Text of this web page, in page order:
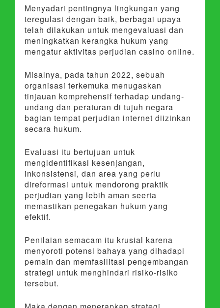
Menyadari pentingnya lingkungan yang
teregulasi dengan baik, berbagai upaya
telah dilakukan untuk mengevaluasi dan
meningkatkan kerangka hukum yang
mengatur aktivitas perjudian casino online.
Misalnya, pada tahun 2022, sebuah
organisasi terkemuka menugaskan
tinjauan komprehensif terhadap undang-
undang dan peraturan di tujuh negara
bagian tempat perjudian internet diizinkan
secara hukum.
Evaluasi itu bertujuan untuk
mengidentifikasi kesenjangan,
inkonsistensi, dan area yang perlu
direformasi untuk mendorong praktik
perjudian yang lebih aman seerta
memastikan penegakan hukum yang
efektif.
Penilaian semacam itu krusial karena
menyoroti potensi bahaya yang dihadapi
pemain dan memfasilitasi pengembangan
strategi untuk menghindari risiko-risiko
tersebut.